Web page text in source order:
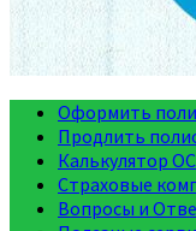
Оформить
Продлить
Калькулятор
Страховые
Вопросы и